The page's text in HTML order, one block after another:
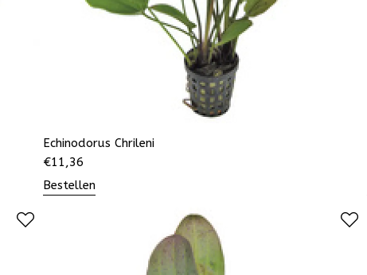
Echinodorus Chrileni
€11,36
Bestellen